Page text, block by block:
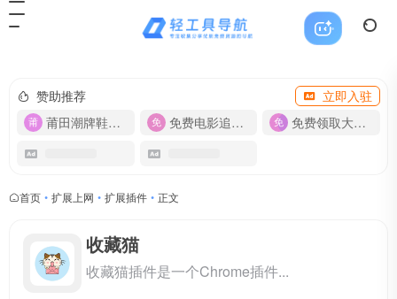
赞助推荐
立即入驻
莆田潮牌鞋服-货源
免费电影追剧APP 免费领取大流量卡【500G】
首页 • 扩展上网 • 扩展插件 • 正文
收藏猫
收藏猫插件是一个Chrome插件...